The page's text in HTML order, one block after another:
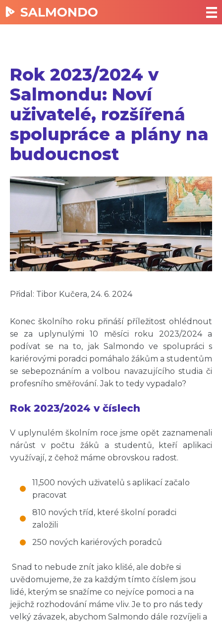
Rok 2023/2024 v
Salmondu: Noví
uživatelé, rozšířená
spolupráce a plány na
budoucnost
Přidal: Tibor Kučera, 24. 6. 2024
Konec školního roku přináší příležitost ohlédnout
se za uplynulými 10 měsíci roku 2023/2024 a
podívat se na to, jak Salmondo ve spolupráci s
kariérovými poradci pomáhalo žákům a studentům
se sebepoznáním a volbou navazujícího studia či
profesního směřování. Jak to tedy vypadalo?
Rok 2023/2024 v číslech
V uplynulém školním roce jsme opět zaznamenali
nárůst v počtu žáků a studentů, kteří aplikaci
využívají, z čehož máme obrovskou radost.
11,500 nových uživatelů s aplikací začalo
pracovat
810 nových tříd, které školní poradci
založili
250 nových kariérových poradců
Snad to nebude znít jako klišé, ale dobře si
uvědomujeme, že za každým tímto číslem jsou
lidé, kterým se snažíme co nejvíce pomoci a na
jejichž rozhodování máme vliv. Je to pro nás tedy
velký závazek, abychom Salmondo dále rozvíjeli a